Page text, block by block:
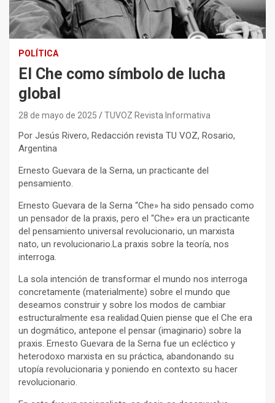
POLÍTICA
El Che como símbolo de lucha
global
28 de mayo de 2025 TUVOZ Revista Informativa
Por Jesús Rivero, Redacción revista TU VOZ, Rosario,
Argentina
Ernesto Guevara de la Serna, un practicante del
pensamiento.
Ernesto Guevara de la Serna “Che» ha sido pensado como
un pensador de la praxis, pero el “Che» era un practicante
del pensamiento universal revolucionario, un marxista
nato, un revolucionario.La praxis sobre la teoría, nos
interroga.
La sola intención de transformar el mundo nos interroga
concretamente (materialmente) sobre el mundo que
deseamos construir y sobre los modos de cambiar
estructuralmente esa realidad.Quien piense que el Che era
un dogmático, antepone el pensar (imaginario) sobre la
praxis. Ernesto Guevara de la Serna fue un ecléctico y
heterodoxo marxista en su práctica, abandonando su
utopía revolucionaria y poniendo en contexto su hacer
revolucionario.